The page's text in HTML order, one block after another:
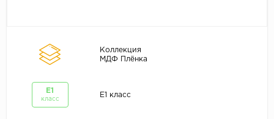
Коллекция
МДФ Плёнка
E1
класс
E1 класс